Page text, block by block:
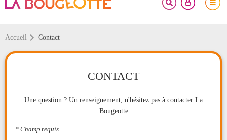
Accueil Contact
CONTACT
Une question ? Un renseignement, n'hésitez pas à contacter La
Bougeotte
* Champ requis